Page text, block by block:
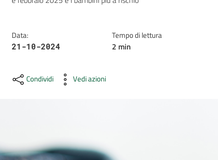
Servizi
Dedicato
a...
e
Data:
21-10-2024
Tempo di lettura
2 min
Condividi Vedi azioni